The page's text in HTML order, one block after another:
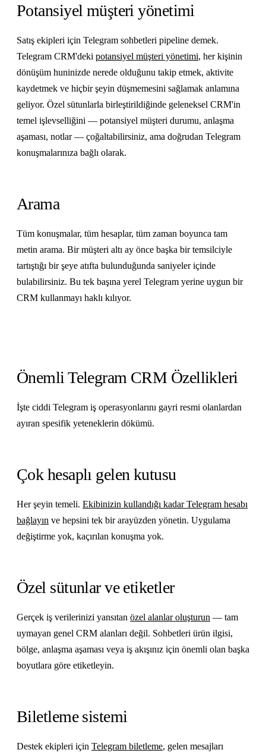
Potansiyel müşteri yönetimi
Satış ekipleri için Telegram sohbetleri pipeline demek.
Telegram CRM'deki potansiyel müşteri yönetimi, her kişinin
dönüşüm huninizde nerede olduğunu takip etmek, aktivite
kaydetmek ve hiçbir şeyin düşmemesini sağlamak anlamına
geliyor. Özel sütunlarla birleştirildiğinde geleneksel CRM'in
temel işlevselliğini — potansiyel müşteri durumu, anlaşma
aşaması, notlar — çoğaltabilirsiniz, ama doğrudan Telegram
konuşmalarınıza bağlı olarak.
Arama
Tüm konuşmalar, tüm hesaplar, tüm zaman boyunca tam
metin arama. Bir müşteri altı ay önce başka bir temsilciyle
tartıştığı bir şeye atıfta bulunduğunda saniyeler içinde
bulabilirsiniz. Bu tek başına yerel Telegram yerine uygun bir
CRM kullanmayı haklı kılıyor.
Önemli Telegram CRM Özellikleri
İşte ciddi Telegram iş operasyonlarını gayri resmi olanlardan
ayıran spesifik yeteneklerin dökümü.
Çok hesaplı gelen kutusu
Her şeyin temeli. Ekibinizin kullandığı kadar Telegram hesabı
bağlayın ve hepsini tek bir arayüzden yönetin. Uygulama
değiştirme yok, kaçırılan konuşma yok.
Özel sütunlar ve etiketler
Gerçek iş verilerinizi yansıtan özel alanlar oluşturun — tam
uymayan genel CRM alanları değil. Sohbetleri ürün ilgisi,
bölge, anlaşma aşaması veya iş akışınız için önemli olan başka
boyutlara göre etiketleyin.
Biletleme sistemi
Destek ekipleri için Telegram biletleme, gelen mesajları